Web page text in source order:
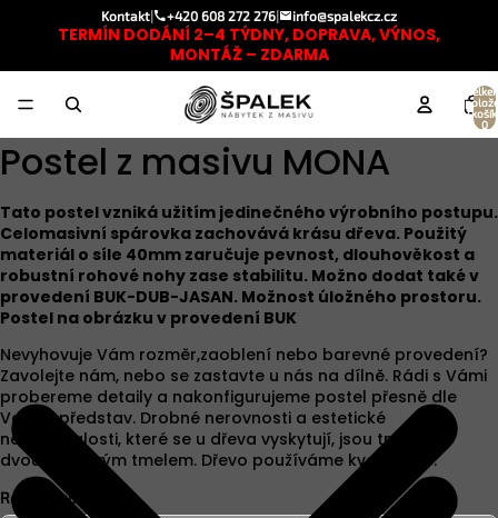
Kontakt +420 608 272 276 info@spalekcz.cz
TERMÍN DODÁNÍ 2–4 TÝDNY, DOPRAVA, VÝNOS,
MONTÁŽ – ZDARMA
v
0
Postel z masivu MONA
Tato postel vzniká užitím jedinečného výrobního postupu.
Celomasivní spárovka zachovává krásu dřeva. Použitý
materiál o síle 40mm zaručuje pevnost, dlouhověkost a
robustní rohové nohy zase stabilitu. Možno dodat také v
provedení BUK-DUB-JASAN. Možnost úložného prostoru.
Postel na obrázku v provedení BUK
Nevyhovuje Vám rozměr,zaoblení nebo barevné provedení?
Zavolejte nám, nebo se zastavte u nás na dílně. Rádi s Vámi
probereme detaily a nakonfigurujeme postel přesně dle
Vašich představ. Drobné nerovnosti a estetické
nedokonalosti, které se u dřeva vyskytují, jsou tmeleny
dvousložkovým tmelem. Dřevo používáme kvality A/B.
Rozměr postele